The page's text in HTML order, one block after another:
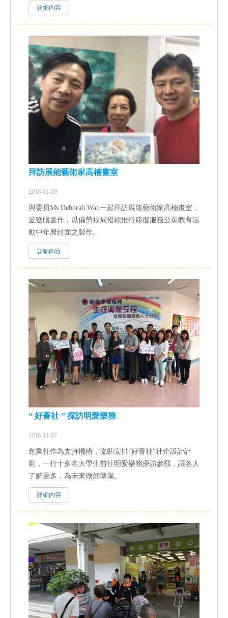
詳細內容
拜訪展能藝術家高楠畫室
2016-11-09
與委員Ms Deborah Wan一起拜訪展能藝術家高楠畫室，
並獲贈畫作，以備勞福局撥款推行康復服務公眾教育活
動中年曆封面之製作。
詳細內容
“ 好薈社 ” 探訪明愛樂務
2016-11-07
創業軒作為支持機構，協助安排"好薈社"社企設計計
劃，一行十多名大學生前往明愛樂務探訪參觀，讓各人
了解更多，為未來做好準備。
詳細內容